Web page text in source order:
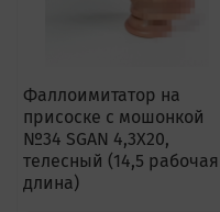
Фаллоимитатор на
присоске с мошонкой
№34 SGAN 4,3X20,
телесный (14,5 рабочая
длина)